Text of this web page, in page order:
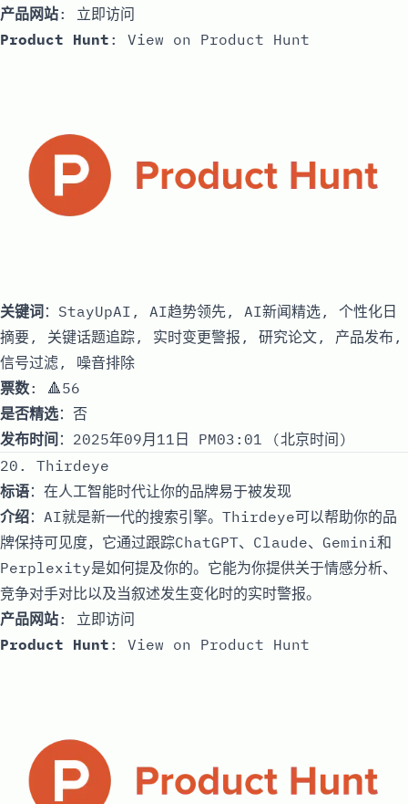
产品网站: 立即访问
Product Hunt : View on Product Hunt
关键词 ：StayUpAI, AI趋势领先, AI新闻精选, 个性化日
摘要, 关键话题追踪, 实时变更警报, 研究论文, 产品发布,
信号过滤, 噪音排除
票数: 🔺56
是否精选：否
发布时间 ：2025年09月11日 PM03:01 (北京时间)
20. Thirdeye
标语：在人工智能时代让你的品牌易于被发现
介绍：AI就是新一代的搜索引擎。Thirdeye可以帮助你的品
牌保持可见度，它通过跟踪ChatGPT、Claude、Gemini和
Perplexity是如何提及你的。它能为你提供关于情感分析、
竞争对手对比以及当叙述发生变化时的实时警报。
产品网站: 立即访问
Product Hunt : View on Product Hunt